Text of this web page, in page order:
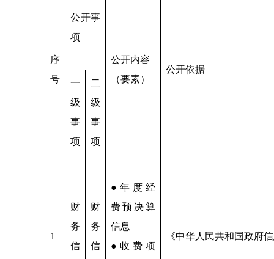
序
号
公开事
项
公开内容
（要素）
公开依据
一
级
事
项
二
级
事
项
1
财
务
信
财
务
信
●年度经
费预决算
信息
●收费项
《中华人民共和国政府